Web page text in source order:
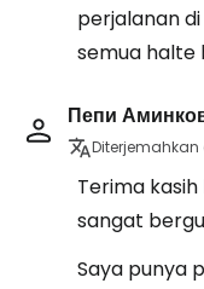
perjalanan
semua halte
Пепи
Terima
sangat
Saya punya